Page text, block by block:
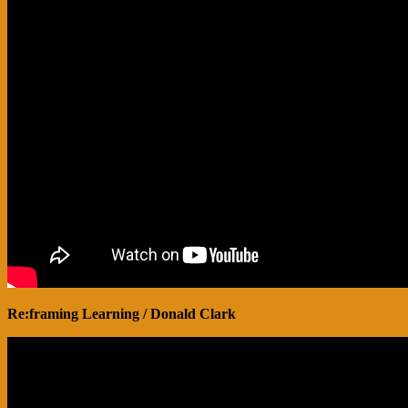
Re:framing Learning / Donald Clark